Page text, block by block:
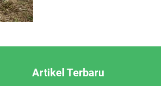
Artikel Terbaru